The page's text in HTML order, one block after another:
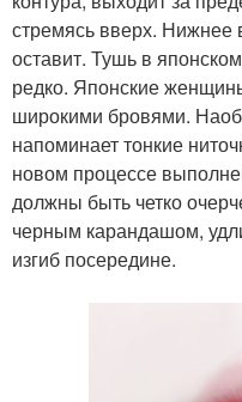
стремясь вверх. Нижнее
оставит. Тушь в
редко. Японские
широкими бровями.
напоминает тонкие
новом процессе
должны быть четко
черным карандашом,
изгиб посередине.